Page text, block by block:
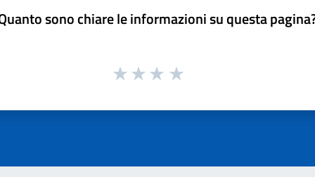
sono chiare le informazioni su questa